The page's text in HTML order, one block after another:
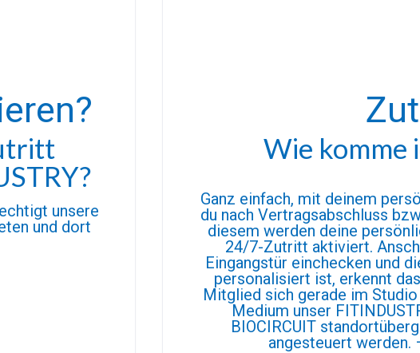
unsere
und dort
Wie komme
Ganz einfach, mit deinem
du nach Vertragsabschluss
diesem werden deine
24/7-Zutritt aktiviert.
Eingangstür einchecken und
personalisiert ist, erkennt
Mitglied sich gerade im
Medium unser
BIOCIRCUIT
angesteuert werden.